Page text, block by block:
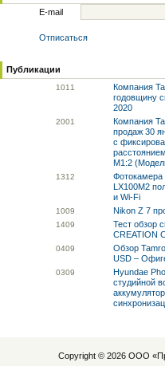
E-mail
Отписаться
Публикации
1011
Компания
годовщину
2020
2001
Компания
продаж 30
с
M1:2
1312
Фотокамера
LX100M2
и Wi-Fi
1009 Nikon Z 7
1409
Тест обзор
CREATION
0409
Обзор
USD –
0309
Hyundae
студийной
Copyright © 2026 ООО «